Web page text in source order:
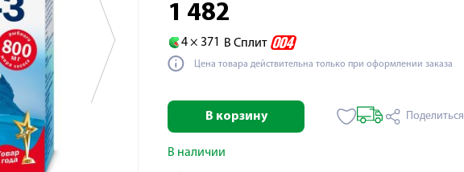
1 482
4 × 371 В Сплит
Цена товара действительна только при оформлении заказа
В корзину Поделиться
В наличии